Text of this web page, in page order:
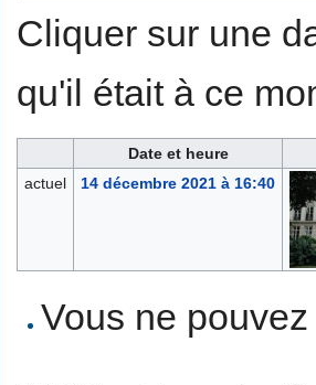
Cliquer sur une
qu'il était à ce
Date et heure
actuel
14 décembre 2021 à 16:40
Vous ne